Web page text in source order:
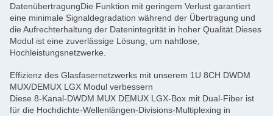
DatenübertragungDie Funktion mit geringem Verlust garantiert
eine minimale Signaldegradation während der Übertragung und
die Aufrechterhaltung der Datenintegrität in hoher Qualität.Dieses
Modul ist eine zuverlässige Lösung, um nahtlose,
Hochleistungsnetzwerke.
Effizienz des Glasfasernetzwerks mit unserem 1U 8CH DWDM
MUX/DEMUX LGX Modul verbessern
Diese 8-Kanal-DWDM MUX DEMUX LGX-Box mit Dual-Fiber ist
für die Hochdichte-Wellenlängen-Divisions-Multiplexing in